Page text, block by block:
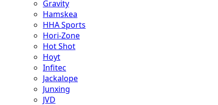
Gravity
Hamskea
HHA Sports
Hori-Zone
Hot Shot
Hoyt
Infitec
Jackalope
Junxing
JVD